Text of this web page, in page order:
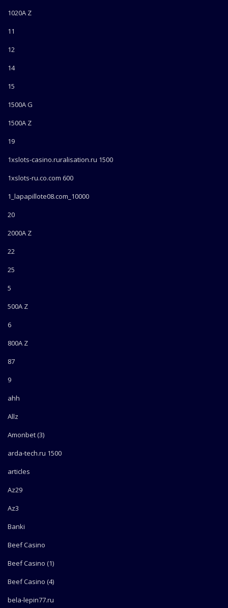
1020A Z
11
12
14
15
1500A G
1500A Z
19
1xslots-casino.ruralisation.ru 1500
1xslots-ru.co.com 600
1_lapapillote08.com_10000
20
2000A Z
22
25
5
500A Z
6
800A Z
87
9
ahh
Allz
Amonbet (3)
arda-tech.ru 1500
articles
Az29
Az3
Banki
Beef Casino
Beef Casino (1)
Beef Casino (4)
bela-lepin77.ru